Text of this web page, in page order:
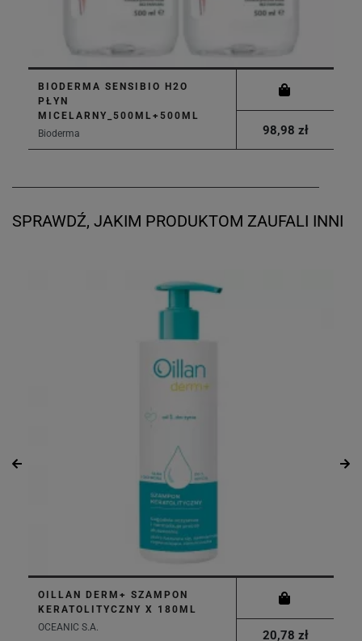
BIODERMA SENSIBIO H2O
PŁYN
MICELARNY_500ML+500ML
Bioderma
98,98 zł
SPRAWDŹ, JAKIM PRODUKTOM ZAUFALI INNI
OILLAN DERM+ SZAMPON
KERATOLITYCZNY X 180ML
OCEANIC S.A.
20,78 zł